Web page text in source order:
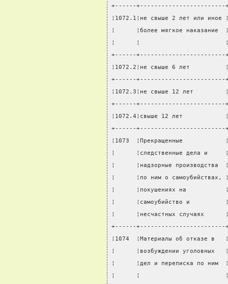
+------+------------------------
¦1072.1¦не свыше 2 лет или
¦      ¦более мягкое
¦      ¦
+------+------------------------
¦1072.2¦не свыше 6 лет
+------+------------------------
¦1072.3¦не свыше 12 лет
+------+------------------------
¦1072.4¦свыше 12 лет
+------+------------------------
¦1073  ¦Прекращенные
¦      ¦следственные
¦      ¦надзорные
¦      ¦по ним о
¦      ¦покушениях на
¦      ¦самоубийство и
¦      ¦несчастных
+------+------------------------
¦1074  ¦Материалы об
¦      ¦возбуждении
¦      ¦дел и переписка по
¦      ¦